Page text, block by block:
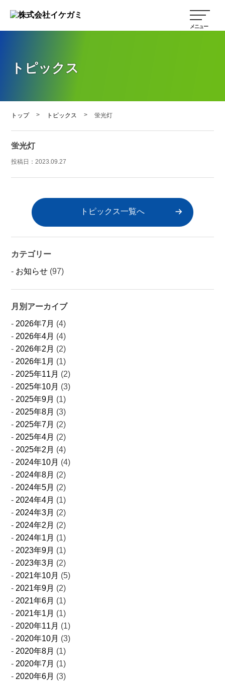
トピックス
トップ > トピックス > 蛍光灯
蛍光灯
投稿日：2023.09.27
トピックス一覧へ
カテゴリー
お知らせ (97)
月別アーカイブ
2026年7月 (4)
2026年4月 (4)
2026年2月 (2)
2026年1月 (1)
2025年11月 (2)
2025年10月 (3)
2025年9月 (1)
2025年8月 (3)
2025年7月 (2)
2025年4月 (2)
2025年2月 (4)
2024年10月 (4)
2024年8月 (2)
2024年5月 (2)
2024年4月 (1)
2024年3月 (2)
2024年2月 (2)
2024年1月 (1)
2023年9月 (1)
2023年3月 (2)
2021年10月 (5)
2021年9月 (2)
2021年6月 (1)
2021年1月 (1)
2020年11月 (1)
2020年10月 (3)
2020年8月 (1)
2020年7月 (1)
2020年6月 (3)